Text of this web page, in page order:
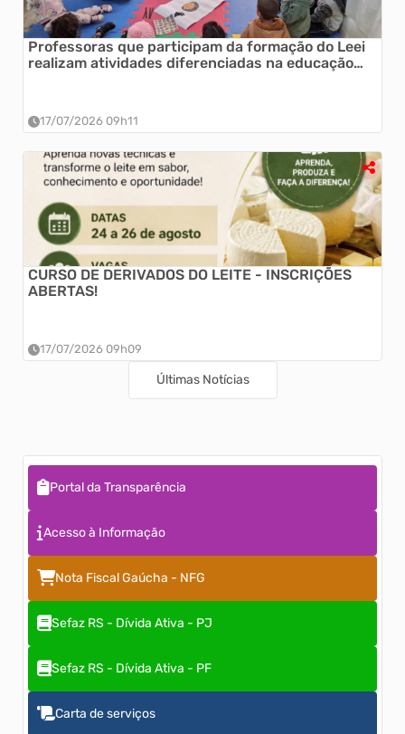
Professoras que participam da formação do Leei
realizam atividades diferenciadas na educação
17/07/2026 09h11
CURSO DE DERIVADOS DO LEITE - INSCRIÇÕES
ABERTAS!
17/07/2026 09h09
Últimas Notícias
Portal da Transparência
Acesso à Informação
Nota Fiscal Gaúcha - NFG
Sefaz RS - Dívida Ativa - PJ
Sefaz RS - Dívida Ativa - PF
Carta de serviços